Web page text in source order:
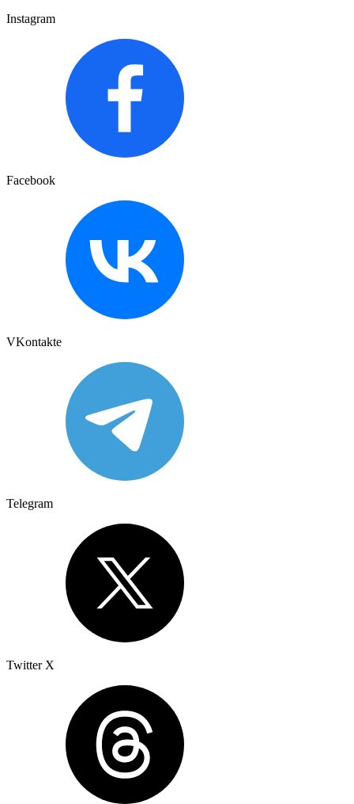
Instagram
Facebook
VKontakte
Telegram
Twitter X